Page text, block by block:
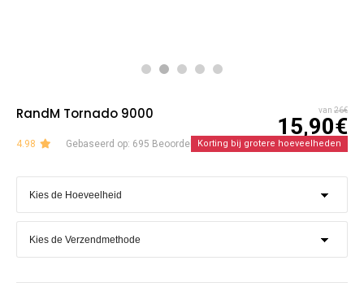
RandM Tornado 9000 van 26€
15,90€
4.98 Gebaseerd op: 695 BeoordelingenKorting bij grotere hoeveelheden